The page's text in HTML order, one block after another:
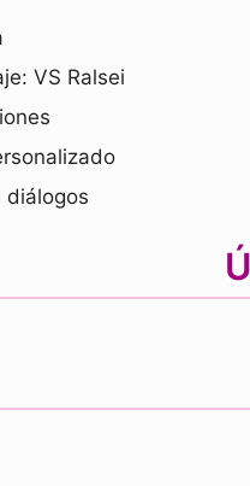
VS Ralsei
diálogos